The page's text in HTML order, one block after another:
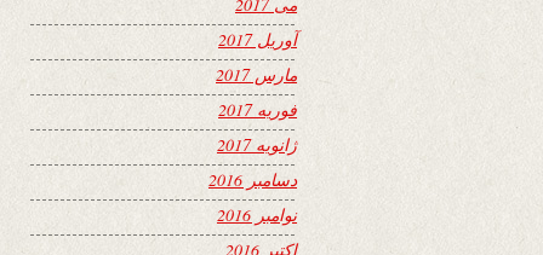
آوریل 2017
مارس 2017
فوریه 2017
ژانویه 2017
دسامبر 2016
نوامبر 2016
اکتبر 2016